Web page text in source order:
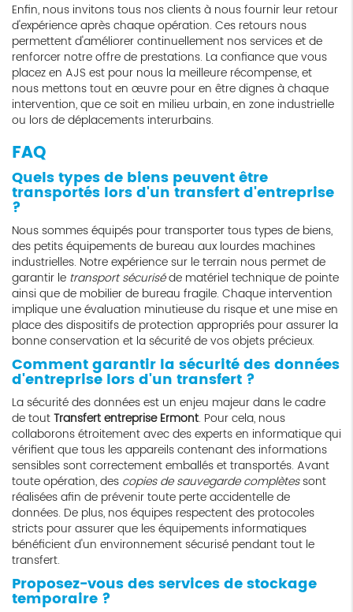
Enfin, nous invitons tous nos clients à nous fournir leur retour
d'expérience après chaque opération. Ces retours nous
permettent d'améliorer continuellement nos services et de
renforcer notre offre de prestations. La confiance que vous
placez en AJS est pour nous la meilleure récompense, et
nous mettons tout en œuvre pour en être dignes à chaque
intervention, que ce soit en milieu urbain, en zone industrielle
ou lors de déplacements interurbains.
FAQ
Quels types de biens peuvent être
transportés lors d'un transfert d'entreprise
?
Nous sommes équipés pour transporter tous types de biens,
des petits équipements de bureau aux lourdes machines
industrielles. Notre expérience sur le terrain nous permet de
garantir le transport sécuriséde matériel technique de pointe
ainsi que de mobilier de bureau fragile. Chaque intervention
implique une évaluation minutieuse du risque et une mise en
place des dispositifs de protection appropriés pour assurer la
bonne conservation et la sécurité de vos objets précieux.
Comment garantir la sécurité des données
d'entreprise lors d'un transfert ?
La sécurité des données est un enjeu majeur dans le cadre
de toutTransfert entreprise Ermont. Pour cela, nous
collaborons étroitement avec des experts en informatique qui
vérifient que tous les appareils contenant des informations
sensibles sont correctement emballés et transportés. Avant
toute opération, des copies de sauvegarde complètessont
réalisées afin de prévenir toute perte accidentelle de
données. De plus, nos équipes respectent des protocoles
stricts pour assurer que les équipements informatiques
bénéficient d'un environnement sécurisé pendant tout le
transfert.
Proposez-vous des services de stockage
temporaire ?